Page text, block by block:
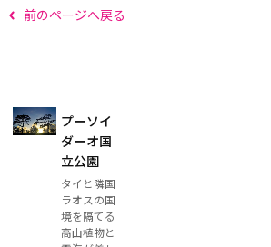
前のページへ戻る
プーソイ
ダーオ国
立公園
タイと隣国
ラオスの国
境を隔てる
高山植物と